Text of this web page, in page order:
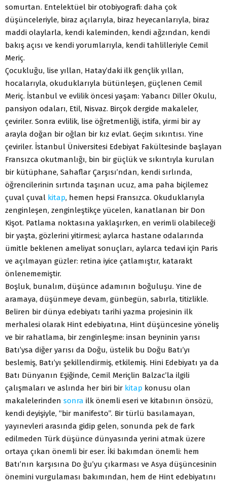
somurtan. Entelektüel bir otobiyografi: daha çok
düşünceleriyle, biraz açılarıyla, biraz heyecanlarıyla, biraz
maddi olaylarla, kendi kaleminden, kendi ağzından, kendi
bakış açısı ve kendi yorumlarıyla, kendi tahlilleriyle Cemil
Meriç.
Çocukluğu, lise yıllan, Hatay’daki ilk gençlik yıllan,
hocalarıyla, okuduklarıyla bütünleşen, güçlenen Cemil
Meriç. İstanbul ve evlilik öncesi yaşam: Yabancı Diller Okulu,
pansiyon odaları, Etil, Nisvaz. Birçok dergide makaleler,
çeviriler. Sonra evlilik, lise öğretmenliği, istifa, yirmi bir ay
arayla doğan bir oğlan bir kız evlat. Geçim sıkıntısı. Yine
çeviriler. İstanbul Üniversitesi Edebiyat Fakültesinde başlayan
Fransızca okutmanlığı, bin bir güçlük ve sıkıntıyla kurulan
bir kütüphane, Sahaflar Çarşısı’ndan, kendi sırlında,
öğrencilerinin sırtında taşınan ucuz, ama paha biçilemez
çuval çuval kitap, hemen hepsi Fransızca. Okuduklarıyla
zenginleşen, zenginleştikçe yücelen, kanatlanan bir Don
Kişot. Patlama noktasına yaklaşırken, en verimli olabileceği
bir yaşta, gözlerini yitirmesi; aylarca hastane odalarında
ümitle beklenen ameliyat sonuçları, aylarca tedavi için Paris
ve açılmayan güzler: retina iyice çatlamıştır, katarakt
önlenememiştir.
Boşluk, bunalım, düşünce adamının boğuluşu. Yine de
aramaya, düşünmeye devam, günbegün, sabırla, titizlikle.
Beliren bir dünya edebiyatı tarihi yazma projesinin ilk
merhalesi olarak Hint edebiyatına, Hint düşüncesine yöneliş
ve bir rahatlama, bir zenginleşme: insan beyninin yarısı
Batı’ysa diğer yarısı da Doğu, üstelik bu Doğu Batı’yı
beslemiş, Batı’yı şekillendirmiş, etkilemiş. Hini Edebiyatı ya da
Batı Dünyanın Eşiğinde, Cemil Meriçlin Balzac’la ilgili
çalışmaları ve aslında her biri bir kitap konusu olan
makalelerinden sonra ilk önemli eseri ve kitabının önsözü,
kendi deyişiyle, “bir manifesto”. Bir türlü basılamayan,
yayınevleri arasında gidip gelen, sonunda pek de fark
edilmeden Türk düşünce dünyasında yerini atmak üzere
ortaya çıkan önemli bir eser. İki bakımdan önemli: hem
Batı’nın karşısına Do ğu’yu çıkarması ve Asya düşüncesinin
önemini vurgulaması bakımından, hem de Hint edebiyatını